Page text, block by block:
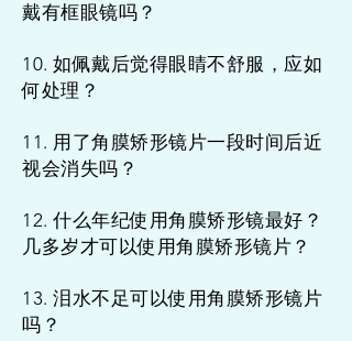
戴有框眼镜吗？
10. 如佩戴后觉得眼睛不舒服，应如
何处理？
11. 用了角膜矫形镜片一段时间后近
视会消失吗？
12. 什么年纪使用角膜矫形镜最好？
几多岁才可以使用角膜矫形镜片？
13. 泪水不足可以使用角膜矫形镜片
吗？